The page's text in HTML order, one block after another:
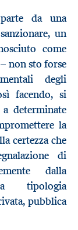
da una
un
come
non sto forse
degli
facendo, si
determinate
la
certezza che
di
dalla
tipologia
pubblica